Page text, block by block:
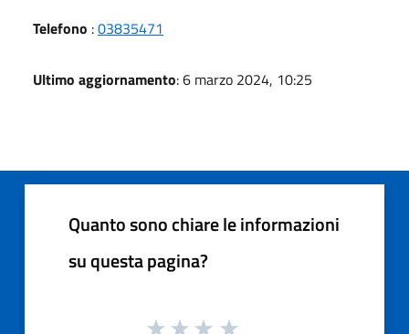
Telefono :03835471
Ultimo aggiornamento: 6 marzo 2024, 10:25
Quanto sono chiare le informazioni
su questa pagina?